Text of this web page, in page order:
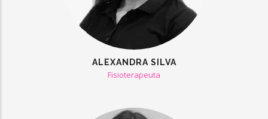
ALEXANDRA SILVA
Fisioterapeuta